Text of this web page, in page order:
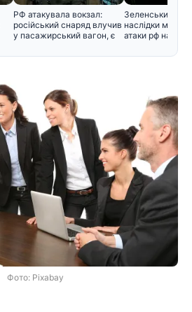
РФ атакувала вокзал:
російський снаряд влучив
у пасажирський вагон, є
Зеленський
наслідки
атаки рф на
Фото: Pixabay